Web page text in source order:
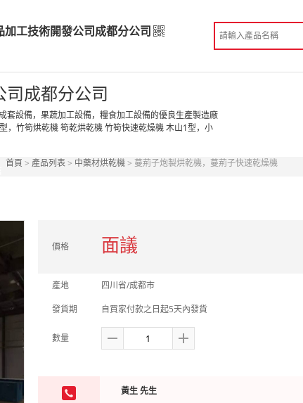
加工技術開發公司成都分公司
品加工技術開發公司成都分公司
高級版
製造
身份認證 手機訪問展示廳
司成都分公司
套設備，果蔬加工設備，糧食加工設備的優良生產製造廠
，竹筍烘乾機 筍乾烘乾機 竹筍快速乾燥機 木山1型，小
首頁 > 產品列表> 中藥材烘乾機> 蔓荊子炮製烘乾機，蔓荊子快速乾燥機
價格 面議
產地
四川省/成都市
發貨期
自買家付款之日起5天內發貨
數量
黃生 先生